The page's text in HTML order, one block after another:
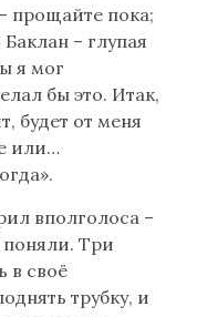
прощайте пока;
– глупая
я мог
бы это. Итак,
будет от меня
или…
вполголоса –
Три
в своё
трубку, и